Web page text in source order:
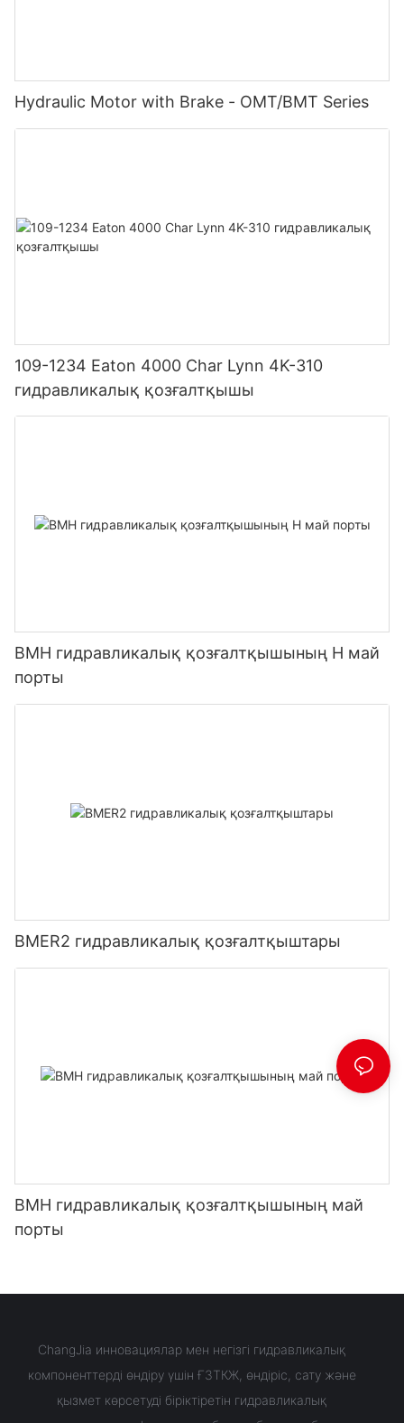
Hydraulic Motor with Brake - OMT/BMT Series
109-1234 Eaton 4000 Char Lynn 4K-310
гидравликалық қозғалтқышы
BMH гидравликалық қозғалтқышының H май
порты
BMER2 гидравликалық қозғалтқыштары
BMH гидравликалық қозғалтқышының май
порты
ChangJia инновациялар мен негізгі гидравликалық
компоненттерді өндіру үшін ҒЗТКЖ, өндіріс, сату және
қызмет көрсетуді біріктіретін гидравликалық